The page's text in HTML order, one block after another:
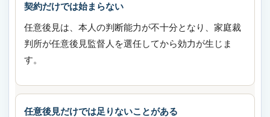
契約だけでは始まらない
任意後見は、本人の判断能力が不十分となり、家庭裁
判所が任意後見監督人を選任してから効力が生じま
す。
任意後見だけでは足りないことがある